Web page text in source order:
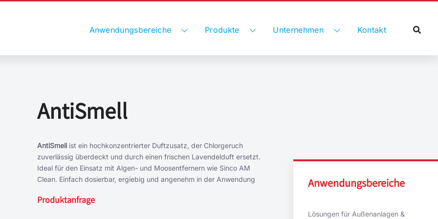
Anwendungsbereiche Produkte Unternehmen Kontakt
AntiSmell
AntiSmellist ein hochkonzentrierter Duftzusatz, der Chlorgeruch
zuverlässig überdeckt und durch einen frischen Lavendelduft ersetzt.
Ideal für den Einsatz mit Algen- und Moosentfernern wie Sinco AM
Clean. Einfach dosierbar, ergiebig und angenehm in der Anwendung
Produktanfrage
Anwendungsbereiche
Lösungen für Außenanlagen &